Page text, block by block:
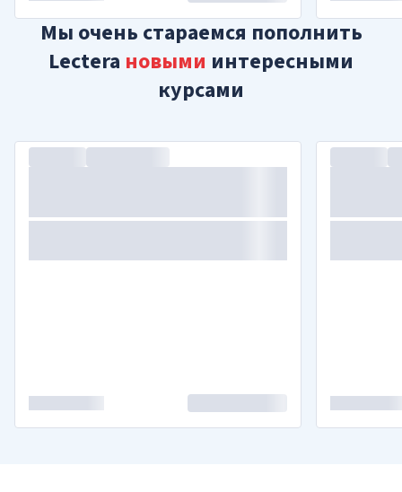
Мы очень стараемся пополнить
Lectera новыми интересными
курсами